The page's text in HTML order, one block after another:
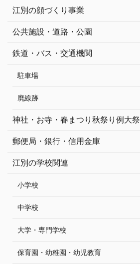
江別の顔づくり事業
公共施設・道路・公園
鉄道・バス・交通機関
駐車場
廃線跡
神社・お寺・春まつり秋祭り例大祭
郵便局・銀行・信用金庫
江別の学校関連
小学校
中学校
大学・専門学校
保育園・幼稚園・幼児教育